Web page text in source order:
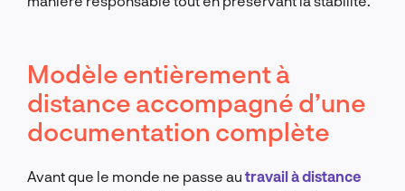
Modèle entièrement à
distance accompagné d’une
documentation complète
Avant que le monde ne passe au travail à distance